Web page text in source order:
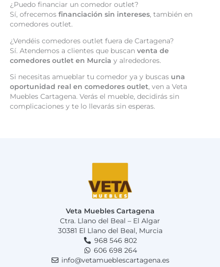
¿Puedo financiar un comedor outlet?
Sí, ofrecemos financiación sin intereses, también en
comedores outlet.
¿Vendéis comedores outlet fuera de Cartagena?
Sí. Atendemos a clientes que buscan venta de
comedores outlet en Murcia y alrededores.
Si necesitas amueblar tu comedor ya y buscas una
oportunidad real en comedores outlet, ven a Veta
Muebles Cartagena. Verás el mueble, decidirás sin
complicaciones y te lo llevarás sin esperas.
Veta Muebles Cartagena
Ctra. Llano del Beal – El Algar
30381 El Llano del Beal, Murcia
968 546 802
606 698 264
info@vetamueblescartagena.es